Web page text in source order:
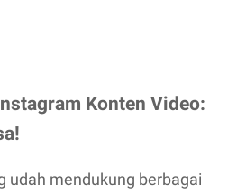
Konten Video:
udah mendukung berbagai